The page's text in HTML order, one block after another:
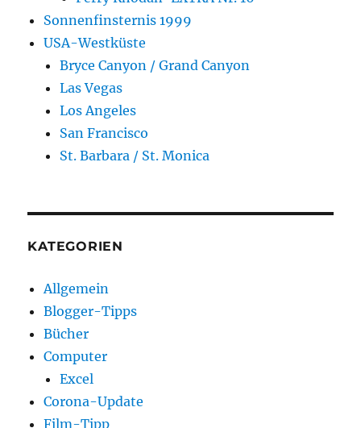
Sonnenfinsternis 1999
USA-Westküste
Bryce Canyon / Grand Canyon
Las Vegas
Los Angeles
San Francisco
St. Barbara / St. Monica
KATEGORIEN
Allgemein
Blogger-Tipps
Bücher
Computer
Excel
Corona-Update
Film-Tipp